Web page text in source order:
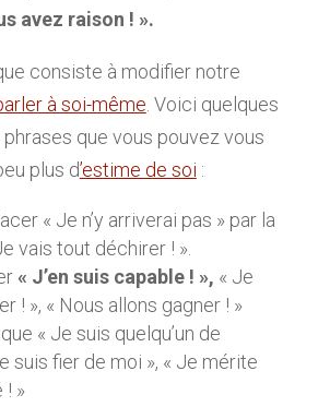
avez raison ! ».
consiste à modifier notre
à soi-même. Voici quelques
que vous pouvez vous
plus d’estime de soi :
« Je n’y arriverai pas » par la
vais tout déchirer ! ».
« J’en suis capable ! », « Je
! », « Nous allons gagner ! »
« Je suis quelqu’un de
suis fier de moi », « Je mérite
! »